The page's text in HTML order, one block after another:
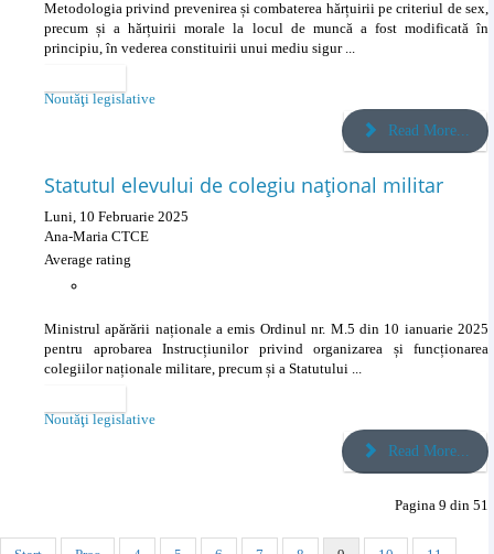
Metodologia privind prevenirea și combaterea hărțuirii pe criteriul de sex,
precum și a hărțuirii morale la locul de muncă a fost modificată în
principiu, în vederea constituirii unui mediu sigur ...
Noutăţi legislative
Read More...
Statutul elevului de colegiu național militar
Luni, 10 Februarie 2025
Ana-Maria CTCE
Average rating
Ministrul apărării naționale a emis Ordinul nr. M.5 din 10 ianuarie 2025
pentru aprobarea Instrucțiunilor privind organizarea și funcționarea
colegiilor naționale militare, precum și a Statutului ...
Noutăţi legislative
Read More...
Pagina 9 din 51